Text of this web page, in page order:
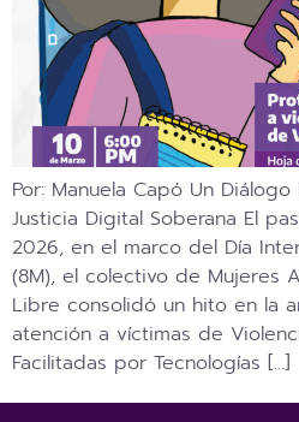
Por: Manuela Capó Un
Justicia Digital Soberana El
2026, en el marco del Día
(8M), el colectivo de Mujeres
Libre consolidó un hito en la
atención a víctimas de
Facilitadas por Tecnologías […]